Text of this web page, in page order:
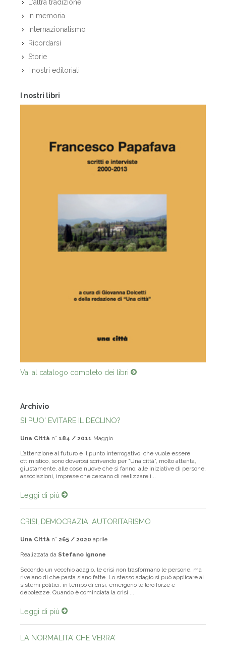
L'altra tradizione
In memoria
Internazionalismo
Ricordarsi
Storie
I nostri editoriali
I nostri libri
Vai al catalogo completo dei libri
Archivio
SI PUO' EVITARE IL DECLINO?
Una Città n° 184 / 2011 Maggio
L’attenzione al futuro e il punto interrogativo, che vuole essere
ottimistico, sono doverosi scrivendo per "Una città”, molto attenta,
giustamente, alle cose nuove che si fanno; alle iniziative di persone,
associazioni, imprese che cercano di realizzare i...
Leggi di più
CRISI, DEMOCRAZIA, AUTORITARISMO
Una Città n° 265 / 2020 aprile
Realizzata da Stefano Ignone
Secondo un vecchio adagio, le crisi non trasformano le persone, ma
rivelano di che pasta siano fatte. Lo stesso adagio si può applicare ai
sistemi politici: in tempo di crisi, emergono le loro forze e
debolezze. Quando è cominciata la crisi ...
Leggi di più
LA NORMALITA’ CHE VERRA’